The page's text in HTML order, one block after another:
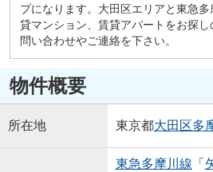
プになります。大田区エリアと東急
貸マンション、賃貸アパートをお探
問い合わせやご連絡を下さい。
物件概要
所在地 東京都大田区多
東急多摩川線 「